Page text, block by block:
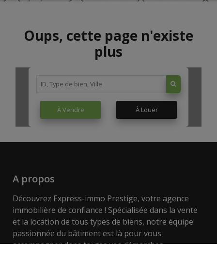
Oups, cette page n'existe
plus
À Vendre À Louer
A propos
Découvrez Express-immo Prestige, votre agence
immobilière de confiance ! Spécialisée dans la vente
et la location de tous types de biens, notre équipe
passionnée du bâtiment est là pour vous
accompagner dans toutes vos démarches